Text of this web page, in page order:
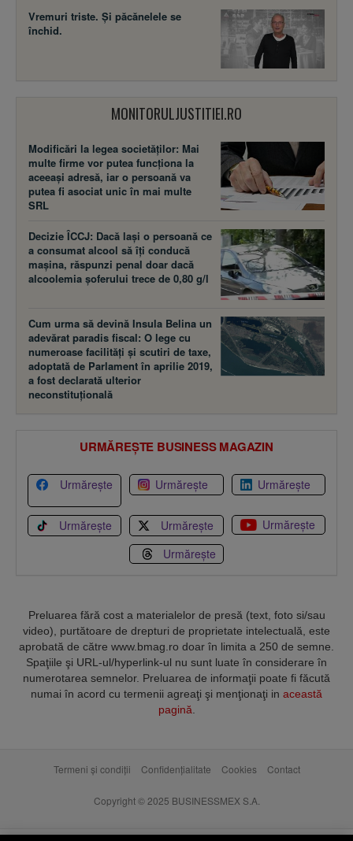
Vremuri triste. Şi păcănelele se
închid.
MONITORULJUSTITIEI.RO
Modificări la legea societăţilor: Mai
multe firme vor putea funcţiona la
aceeaşi adresă, iar o persoană va
putea fi asociat unic în mai multe
SRL
Decizie ÎCCJ: Dacă laşi o persoană ce
a consumat alcool să îţi conducă
maşina, răspunzi penal doar dacă
alcoolemia şoferului trece de 0,80 g/l
Cum urma să devină Insula Belina un
adevărat paradis fiscal: O lege cu
numeroase facilităţi şi scutiri de taxe,
adoptată de Parlament în aprilie 2019,
a fost declarată ulterior
neconstituţională
URMĂREȘTE BUSINESS MAGAZIN
Urmărește Urmărește Urmărește
Urmărește Urmărește
Urmărește
Urmărește
Preluarea fără cost a materialelor de presă (text, foto si/sau
video), purtătoare de drepturi de proprietate intelectuală, este
aprobată de către www.bmag.ro doar în limita a 250 de semne.
Spaţiile şi URL-ul/hyperlink-ul nu sunt luate în considerare în
numerotarea semnelor. Preluarea de informaţii poate fi făcută
numai în acord cu termenii agreaţi şi menţionaţi in această
pagină
Termeni și condiții Confidențialitate Cookies Contact
Copyright © 2025 BUSINESSMEX S.A.